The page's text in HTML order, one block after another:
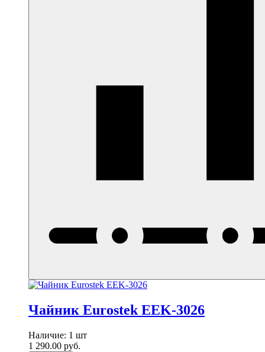
Чайник Eurostek EEK-3026
Наличие: 1 шт
1 290.00 руб.